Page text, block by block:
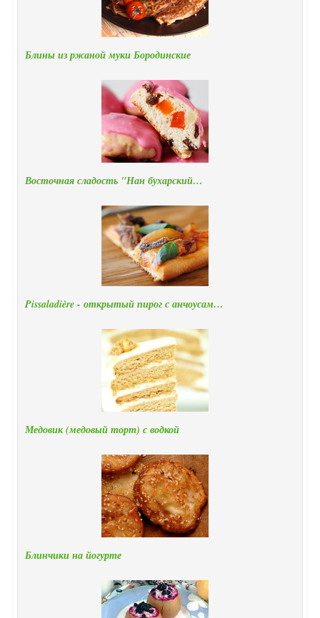
Блины из ржаной муки Бородинские
Восточная сладость "Нан бухарский…
Pissaladière - открытый пирог с анчоусам…
Медовик (медовый торт) с водкой
Блинчики на йогурте